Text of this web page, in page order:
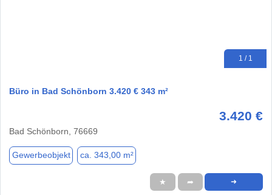
1 / 1
Büro in Bad Schönborn 3.420 € 343 m²
3.420 €
Bad Schönborn, 76669
Gewerbeobjekt ca. 343,00 m²
★ ➦ ➜